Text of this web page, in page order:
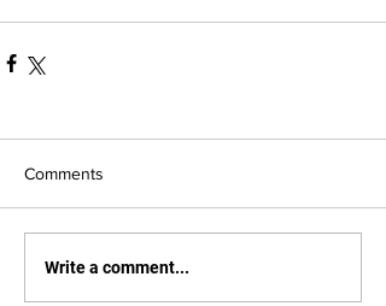
Comments
Write a comment...